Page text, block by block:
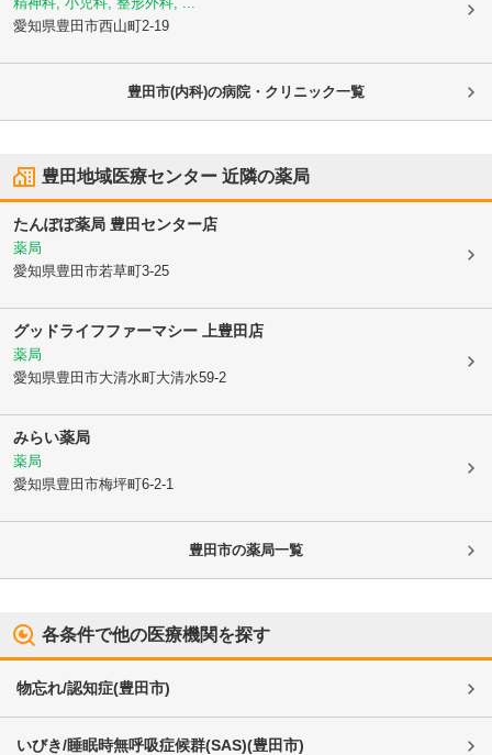
愛知県豊田市西山町2-19
豊田市(内科)の病院・クリニック一覧
豊田地域医療センター 近隣の薬局
たんぽぽ薬局 豊田センター店
薬局
愛知県豊田市若草町3-25
グッドライフファーマシー 上豊田店
薬局
愛知県豊田市大清水町大清水59-2
みらい薬局
薬局
愛知県豊田市梅坪町6-2-1
豊田市の薬局一覧
各条件で他の医療機関を探す
物忘れ/認知症(豊田市)
いびき/睡眠時無呼吸症候群(SAS)(豊田市)